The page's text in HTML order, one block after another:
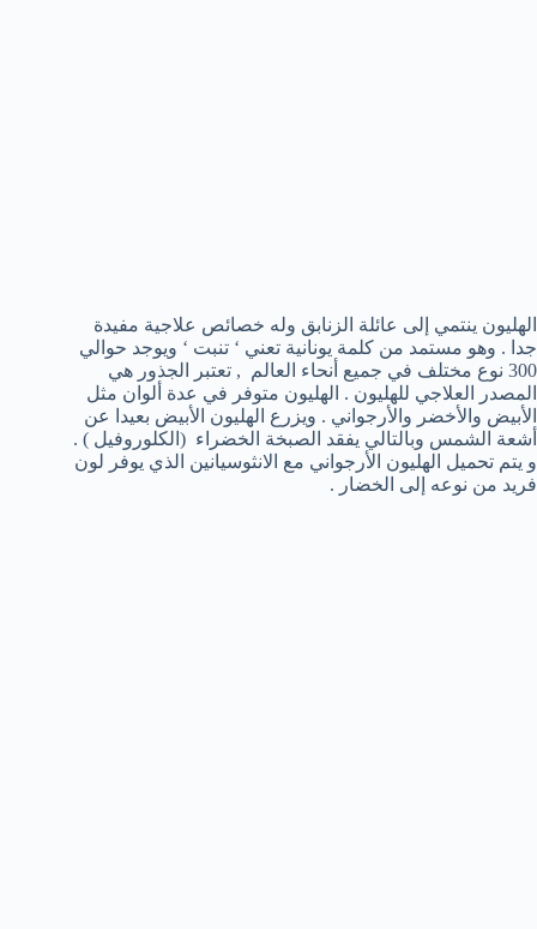
الهليون ينتمي إلى عائلة الزنابق وله خصائص علاجية مفيدة
جدا . وهو مستمد من كلمة يونانية تعني ‘ تنبت ‘ ويوجد حوالي
300 نوع مختلف في جميع أنحاء العالم , تعتبر الجذور هي
المصدر العلاجي للهليون . الهليون متوفر في عدة ألوان مثل
الأبيض والأخضر والأرجواني . ويزرع الهليون الأبيض بعيدا عن
أشعة الشمس وبالتالي يفقد الصبخة الخضراء (الكلوروفيل ) .
و يتم تحميل الهليون الأرجواني مع الانثوسيانين الذي يوفر لون
فريد من نوعه إلى الخضار .